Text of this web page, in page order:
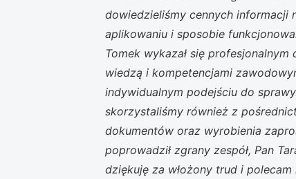
dowiedzieliśmy cennych informacji
aplikowaniu i sposobie
Tomek wykazał się
wiedzą i kompetencjami
indywidualnym podejściu do
skorzystaliśmy również z
dokumentów oraz wyrobienia
poprowadził zgrany zespół, Pan
dziękuję za włożony trud i